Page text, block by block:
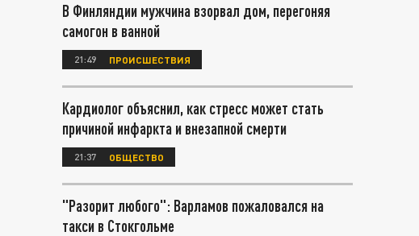
В Финляндии мужчина взорвал дом, перегоняя
самогон в ванной
21:49 ПРОИСШЕСТВИЯ
Кардиолог объяснил, как стресс может стать
причиной инфаркта и внезапной смерти
21:37 ОБЩЕСТВО
"Разорит любого": Варламов пожаловался на
такси в Стокгольме